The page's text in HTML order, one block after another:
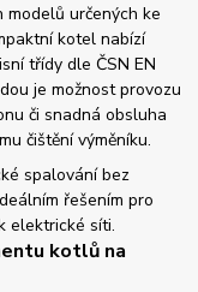
modelů určených ke
kotel nabízí
třídy dle ČSN EN
je možnost provozu
či snadná obsluha
čištění výměníku.
spalování bez
řešením pro
elektrické síti.
kotlů na